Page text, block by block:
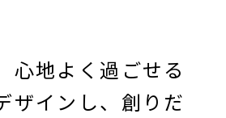
心地よく過ごせる
ザインし、創りだ